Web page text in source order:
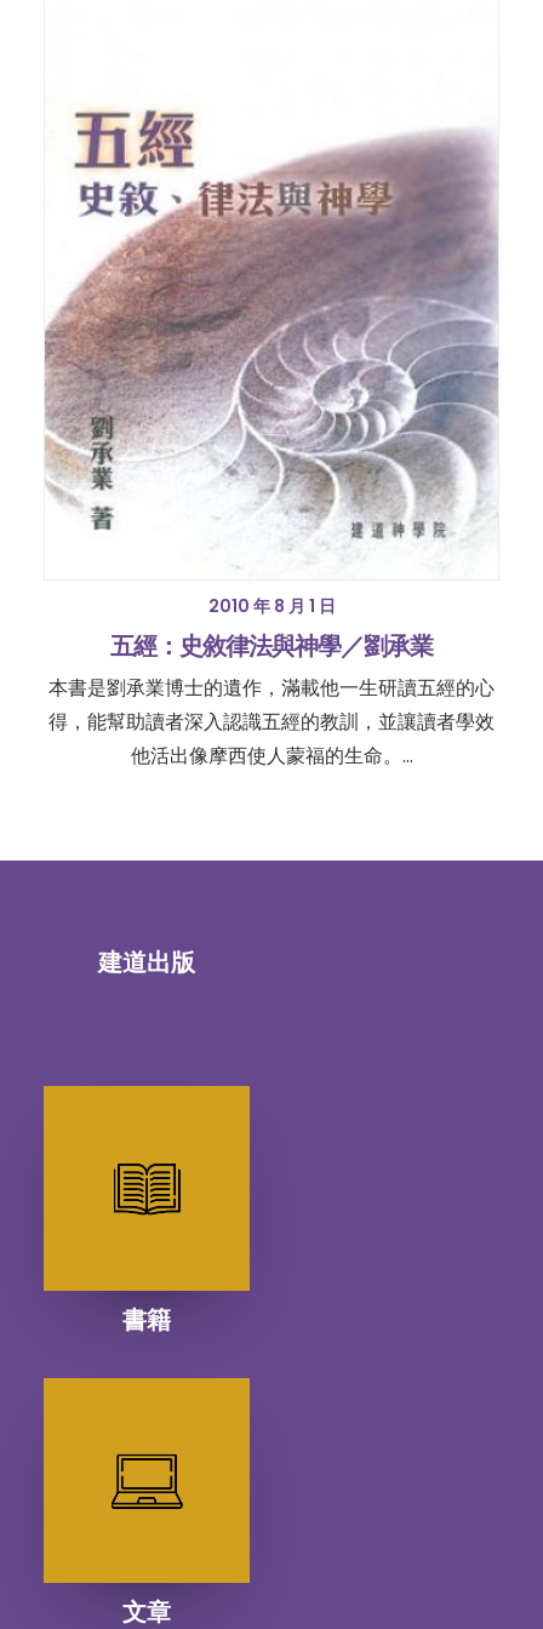
2010 年 8 月 1 日
五經：史敘律法與神學／劉承業
本書是劉承業博士的遺作，滿載他一生研讀五經的心
得，能幫助讀者深入認識五經的教訓，並讓讀者學效
他活出像摩西使人蒙福的生命。…
建道出版
書籍
文章